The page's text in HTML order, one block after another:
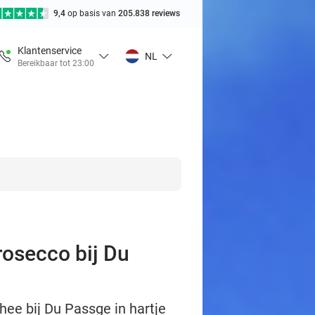
9,4 op basis van 205.838 reviews
Klantenservice
Bereikbaar tot 23:00
NL
bij Du
bij Du Passge in hartje